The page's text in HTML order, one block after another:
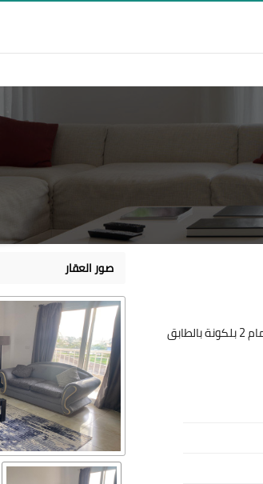
بحري تطل على شارع و حديقة تشمل 3 نوم 2 حمام 2 بلكونة بالطابق
صور العقار